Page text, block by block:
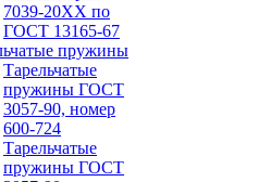
7039-20ХХ по
ГОСТ 13165‑67
пружины
Тарельчатые
пружины ГОСТ
3057-90, номер
600-724
Тарельчатые
пружины ГОСТ